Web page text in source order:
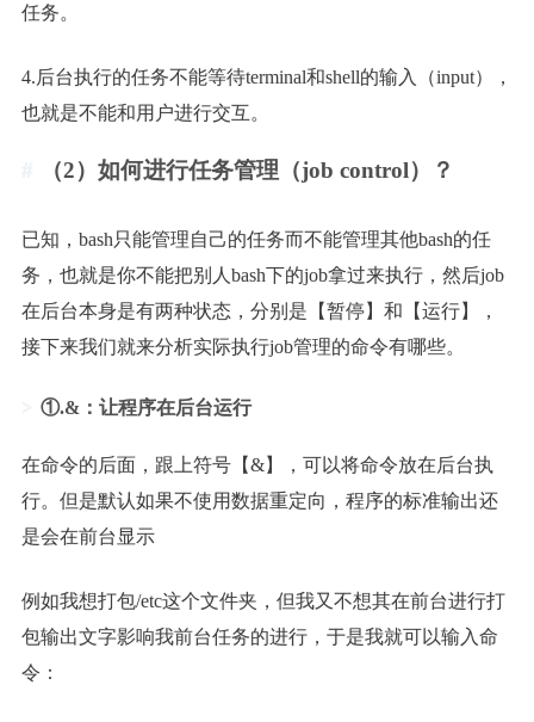
任务。
4.后台执行的任务不能等待terminal和shell的输入（input），
也就是不能和用户进行交互。
（2）如何进行任务管理（job control）？
已知，bash只能管理自己的任务而不能管理其他bash的任
务，也就是你不能把别人bash下的job拿过来执行，然后job
在后台本身是有两种状态，分别是【暂停】和【运行】，
接下来我们就来分析实际执行job管理的命令有哪些。
①.&：让程序在后台运行
在命令的后面，跟上符号【&】，可以将命令放在后台执
行。但是默认如果不使用数据重定向，程序的标准输出还
是会在前台显示
例如我想打包/etc这个文件夹，但我又不想其在前台进行打
包输出文字影响我前台任务的进行，于是我就可以输入命
令：